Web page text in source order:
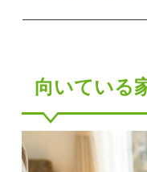
向いている